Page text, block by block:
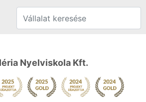
Nyelviskola Kft.